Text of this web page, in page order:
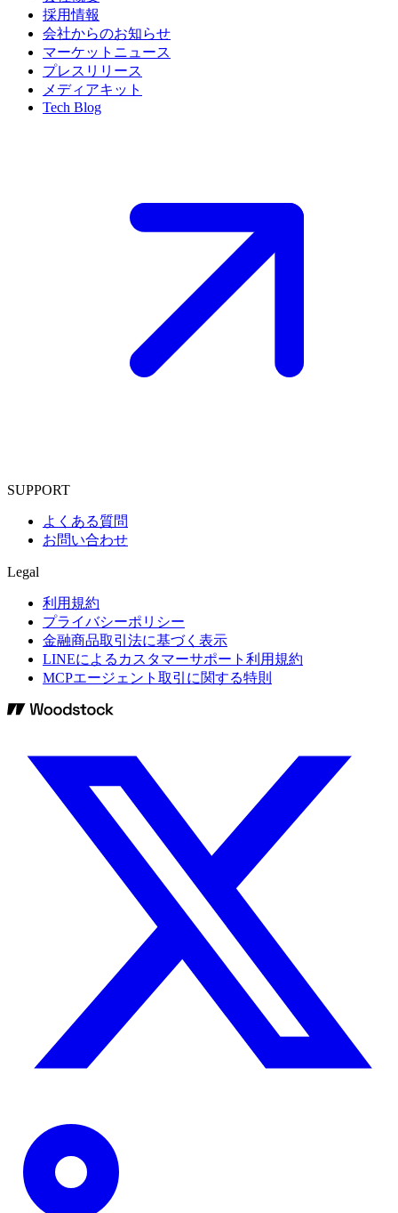
採用情報
会社からのお知らせ
マーケットニュース
プレスリリース
メディアキット
Tech Blog
SUPPORT
よくある質問
お問い合わせ
Legal
利用規約
プライバシーポリシー
金融商品取引法に基づく表示
LINEによるカスタマーサポート利用規約
MCPエージェント取引に関する特則